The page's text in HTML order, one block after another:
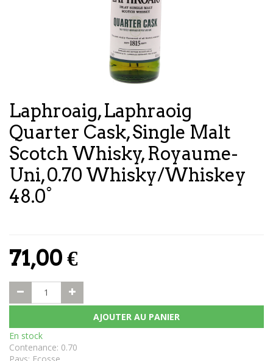
Laphroaig, Laphraoig
Quarter Cask, Single Malt
Scotch Whisky, Royaume-
Uni, 0.70 Whisky/Whiskey
48.0°
71,00€
AJOUTER AU PANIER
En stock
Contenance: 0.70